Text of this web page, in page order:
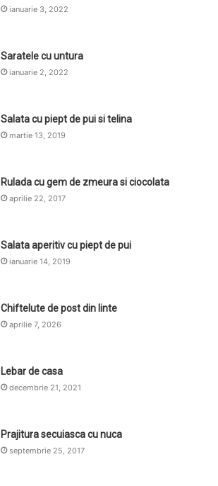
ianuarie 3, 2022
Saratele cu untura
ianuarie 2, 2022
Salata cu piept de pui si telina
martie 13, 2019
Rulada cu gem de zmeura si ciocolata
aprilie 22, 2017
Salata aperitiv cu piept de pui
ianuarie 14, 2019
Chiftelute de post din linte
aprilie 7, 2026
Lebar de casa
decembrie 21, 2021
Prajitura secuiasca cu nuca
septembrie 25, 2017